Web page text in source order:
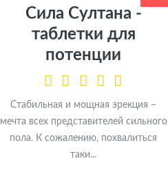
Сила Султана -
таблетки для
потенции
Стабильная и мощная эрекция –
мечта всех представителей сильного
пола. К сожалению, похвалиться
таки...